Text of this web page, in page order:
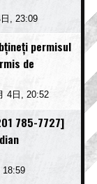
, 23:09
permisul
de
4日, 20:52
785-7727]
18:59